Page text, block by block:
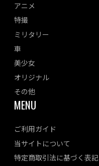
アニメ
特撮
ミリタリー
車
美少女
オリジナル
その他
MENU
ご利用ガイド
当サイトについて
特定商取引法に基づく表記